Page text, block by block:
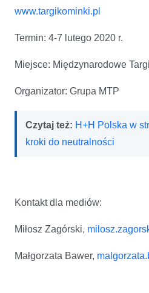
www.targikominki.pl
Termin: 4-7 lutego 2020 r.
Miejsce: Międzynarodowe
Organizator: Grupa MTP
Czytaj też: H+H Polska w
kroki do neutralności
Kontakt dla mediów:
Miłosz Zagórski,
Małgorzata Bawer,